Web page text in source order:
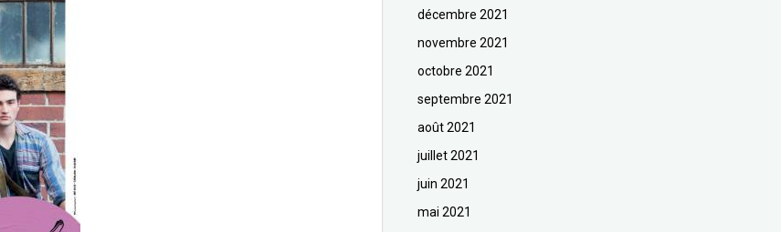
décembre 2021
novembre 2021
octobre 2021
septembre 2021
août 2021
juillet 2021
juin 2021
mai 2021